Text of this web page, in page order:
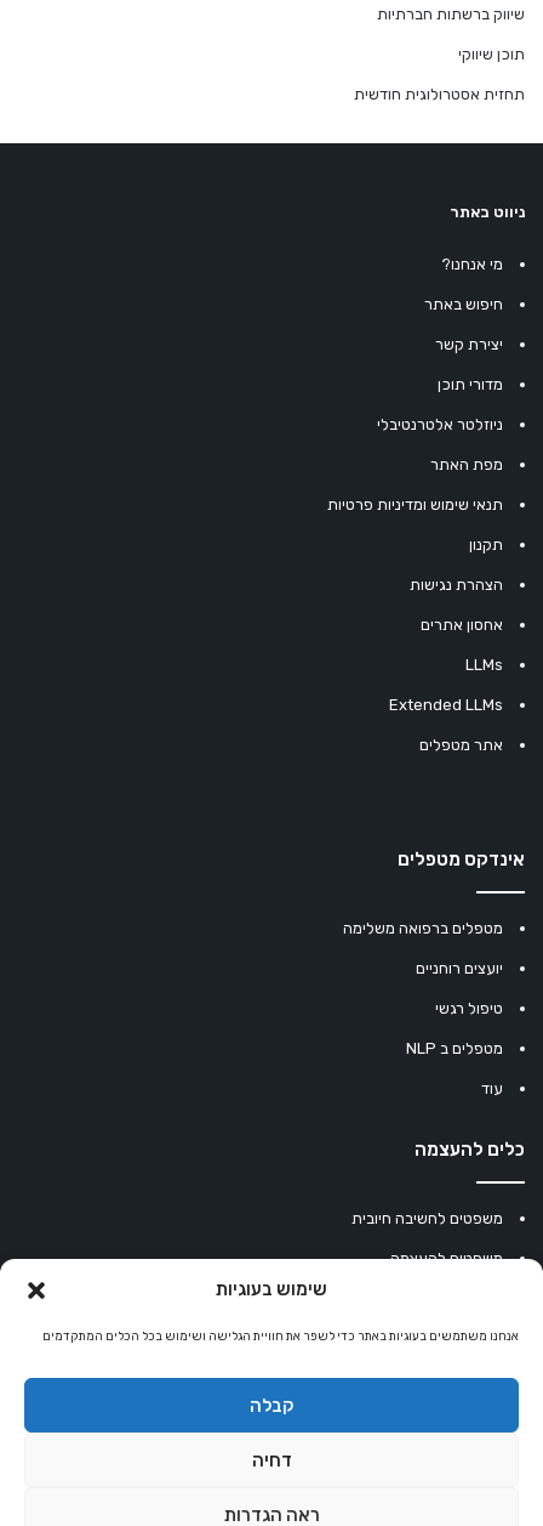
שימוש בעוגיות
אנחנו משתמשים בעוגיות באתר כדי לשפר את חוויית הגלישה ושימוש בכל הכלים המתקדמים
קבלה
דחיה
ראה הגדרות
שיווק ברשתות חברתיות
תוכן שיווקי
תחזית אסטרולוגית חודשית
ניווט באתר
מי אנחנו?
חיפוש באתר
יצירת קשר
מדורי תוכן
ניוזלטר אלטרנטיבלי
מפת האתר
תנאי שימוש ומדיניות פרטיות
תקנון
הצהרת נגישות
אחסון אתרים
LLMs
Extended LLMs
אתר מטפלים
אינדקס מטפלים
מטפלים ברפואה משלימה
יועצים רוחניים
טיפול רגשי
מטפלים ב NLP
עוד
כלים להעצמה
משפטים לחשיבה חיובית
משפטים להעצמה
מחשבון נומרולוגיה
קריסטלים למזלות
© כל הזכויות שמורות 2026 |